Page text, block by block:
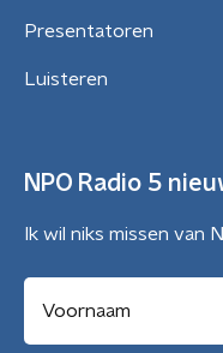
Presentatoren
Luisteren
NPO Radio 5
Ik wil niks missen van